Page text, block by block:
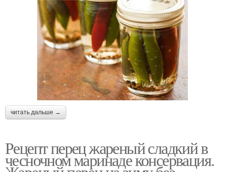
читать дальше →
Рецепт перец жареный сладкий в
чесночном маринаде консервация.